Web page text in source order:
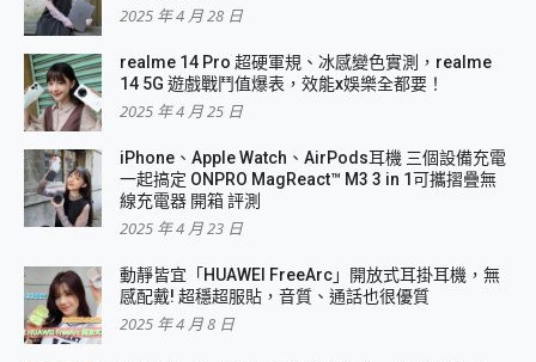
2025 年 4 月 28 日
realme 14 Pro 超硬軍規、冰感變色實測，realme
14 5G 遊戲戰鬥值爆表，效能x娛樂全都要！
2025 年 4 月 25 日
iPhone、Apple Watch、AirPods耳機 三個設備充電
一起搞定 ONPRO MagReact™ M3 3 in 1可攜摺疊無
線充電器 開箱 評測
2025 年 4 月 23 日
動靜皆宜「HUAWEI FreeArc」開放式耳掛耳機，無
感配戴! 超穩超服貼，音質、通話也很優質
2025 年 4 月 8 日